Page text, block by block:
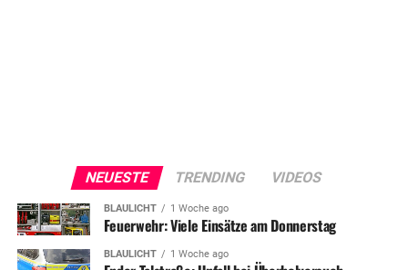
NEUESTE TRENDING VIDEOS
BLAULICHT 1 Woche ago
Feuerwehr: Viele Einsätze am Donnerstag
BLAULICHT 1 Woche ago